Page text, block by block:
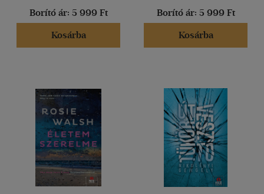
Borító ár: 5 999 Ft
Kosárba
Borító ár: 5 999 Ft
Kosárba